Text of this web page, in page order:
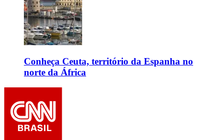
Conheça Ceuta, território da Espanha no
norte da África